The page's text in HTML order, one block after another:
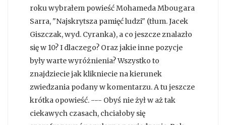
roku wybrałem powieść Mohameda Mbougara
Sarra, "Najskrytsza pamięć ludzi" (tłum. Jacek
Giszczak, wyd. Cyranka), a co jeszcze znalazło
się w 10? I dlaczego? Oraz jakie inne pozycje
były warte wyróżnienia? Wszystko to
znajdziecie jak klikniecie na kierunek
zwiedzania podany w komentarzu. A tu jeszcze
krótka opowieść. --- Obyś nie żył w aż tak
ciekawych czasach, chciałoby się